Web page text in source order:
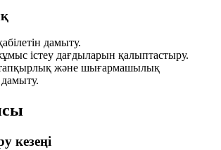
дамыту.
істеу дағдыларын қалыптастыру.
және шығармашылық
дамыту.
кезеңі